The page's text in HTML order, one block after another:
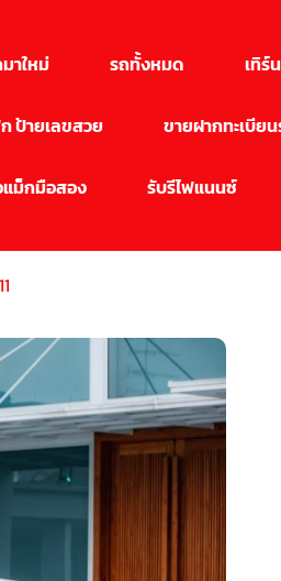
าใหม่ รถทั้งหมด เทิร์
ป้ายเลขสวย ขายฝากทะเบีย
ม็กมือสอง รับรีไฟแนนซ์